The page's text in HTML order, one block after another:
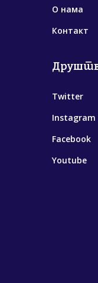
О нама
Контакт
Twitter
Instagram
Facebook
Youtube